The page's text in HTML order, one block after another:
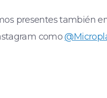
presentes también
como